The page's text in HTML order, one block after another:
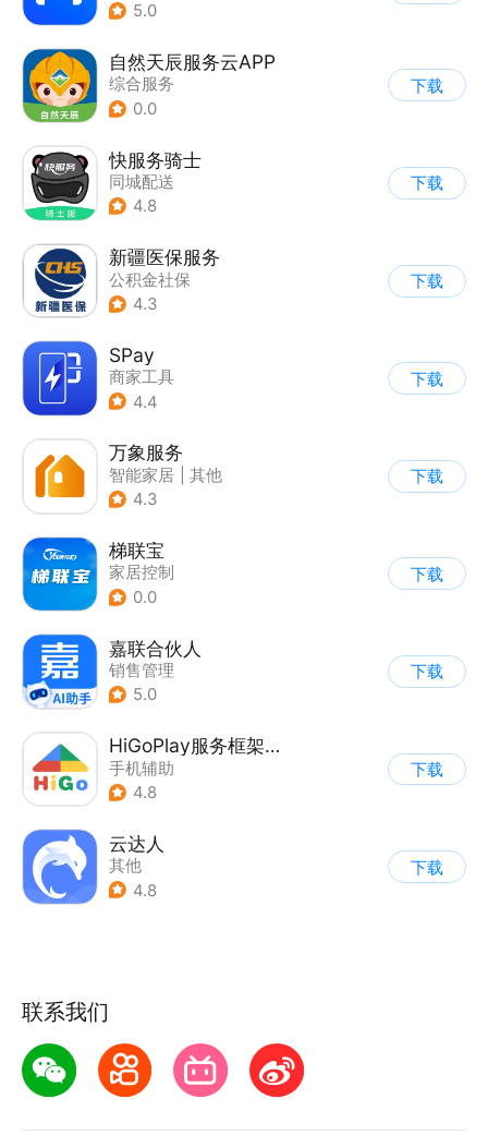
5.0
自然天辰服务云APP
综合服务
0.0
下载
快服务骑士
同城配送
4.8
下载
新疆医保服务
公积金社保
4.3
下载
SPay
商家工具
4.4
下载
万象服务
智能家居
其他
4.3
下载
梯联宝
家居控制
0.0
下载
嘉联合伙人
销售管理
5.0
下载
HiGoPlay服务框架安装器
手机辅助
4.8
下载
云达人
其他
4.8
下载
联系我们